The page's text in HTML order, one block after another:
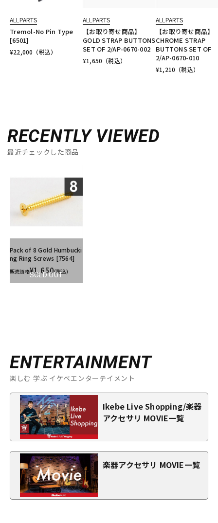
ALLPARTS
Tremol-No Pin Type
[6501]
¥22,000 （税込）
ALLPARTS
【お取り寄せ商品】
GOLD STRAP BUTTONS
SET OF 2/AP-0670-002
¥1,650 （税込）
ALLPARTS
【お取り寄せ商品】
CHROME STRAP
BUTTONS SET OF
2/AP-0670-010
¥1,210 （税込）
RECENTLY VIEWED
最近チェックした商品
SOLD OUT
Pack of 8 Gold Humbucki
ng Ring Screws [7564]
販売価格¥1,650(税込)
ENTERTAINMENT
楽しむ 学ぶ イケベエンターテイメント
Ikebe Live Shopping/楽器
アクセサリ MOVIE一覧
楽器アクセサリ MOVIE一覧